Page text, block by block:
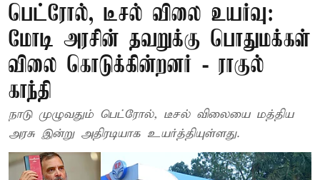
பெட்ரோல், டீசல் விலை உயர்வு:
மோடி அரசின் தவறுக்கு பொதுமக்கள்
விலை கொடுக்கின்றனர் - ராகுல்
காந்தி
நாடு முழுவதும் பெட்ரோல், டீசல் விலையை மத்திய
அரசு இன்று அதிரடியாக உயர்த்தியுள்ளது.